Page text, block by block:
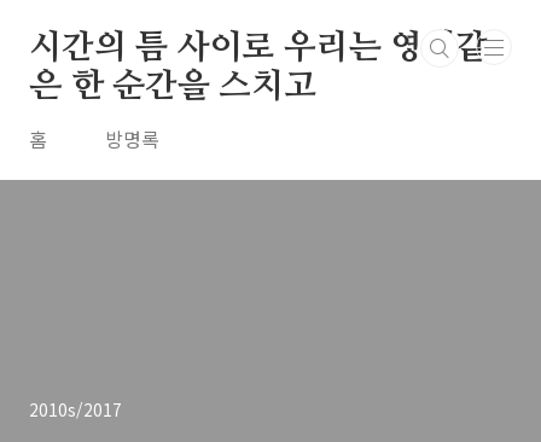
시간의 틈 사이로 우리는 영원같
은 한 순간을 스치고
홈 방명록
2010s/2017